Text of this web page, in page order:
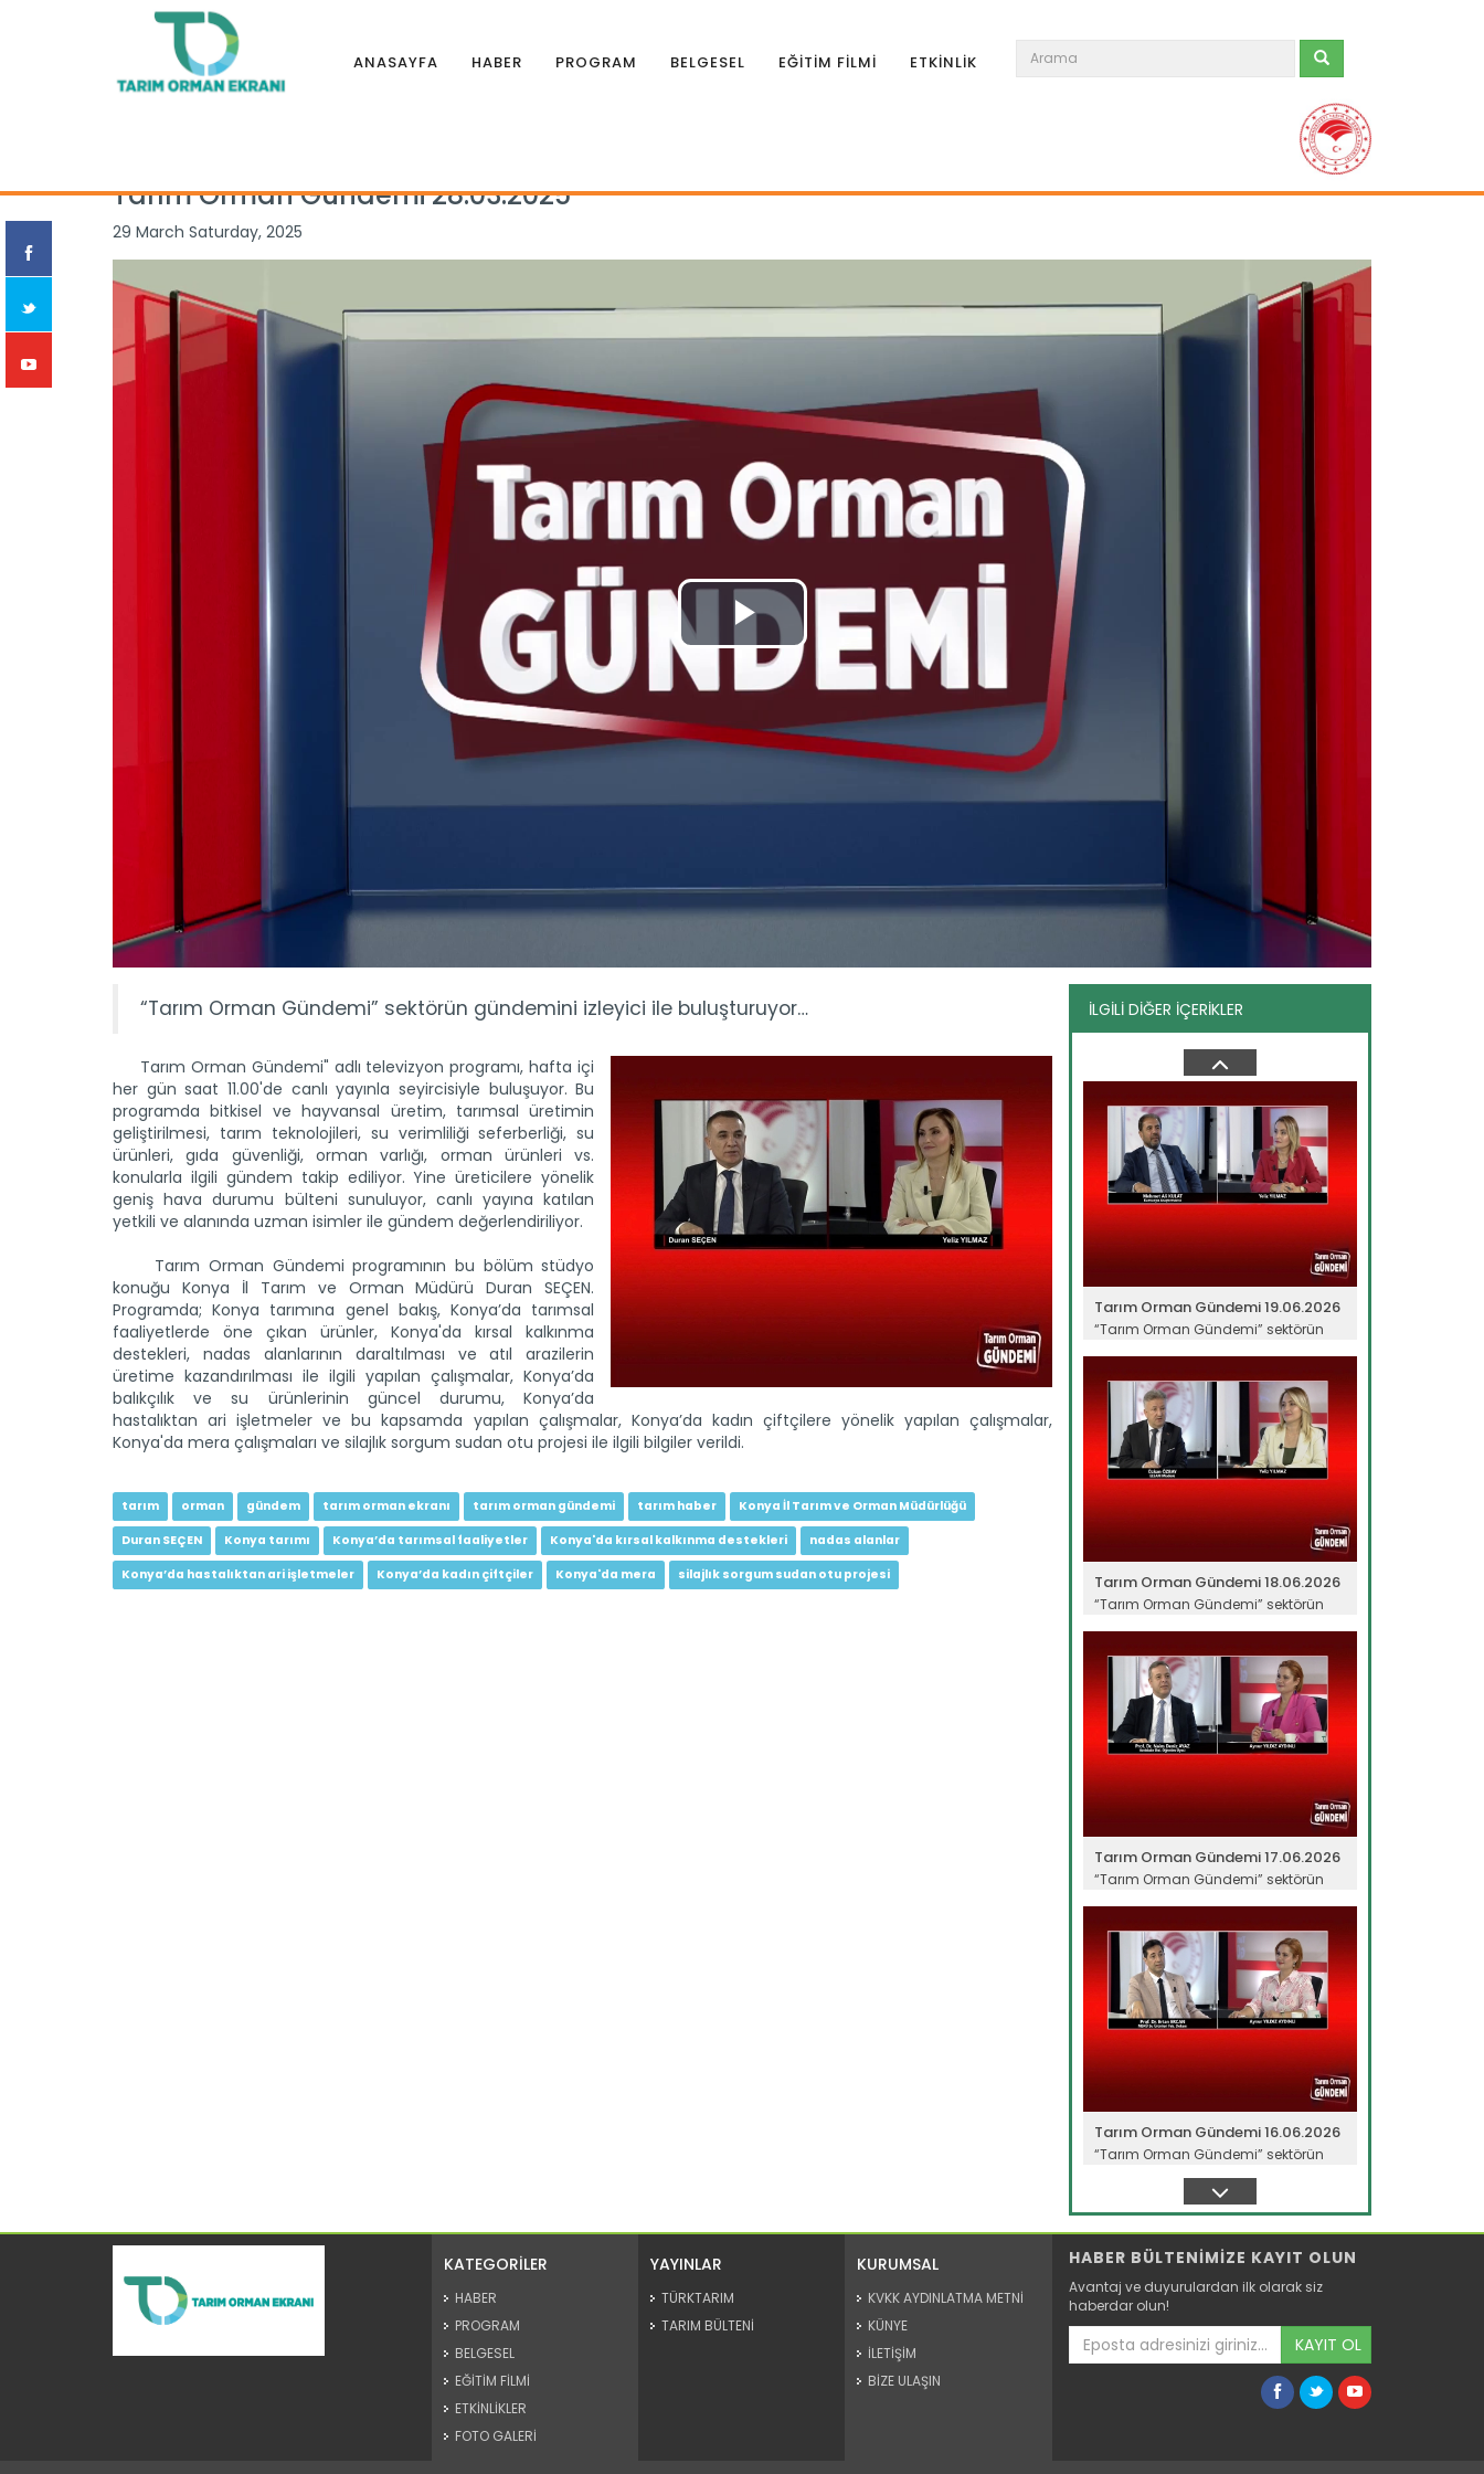
ANASAYFA HABER PROGRAM BELGESEL EĞİTİM FİLMİ ETKİNLİK
Tarım Orman Gündemi 28.03.2025
29 March Saturday, 2025
“Tarım Orman Gündemi” sektörün gündemini izleyici ile buluşturuyor…
Tarım Orman Gündemi" adlı televizyon programı, hafta içi
her gün saat 11.00'de canlı yayınla seyircisiyle buluşuyor. Bu
programda bitkisel ve hayvansal üretim, tarımsal üretimin
geliştirilmesi, tarım teknolojileri, su verimliliği seferberliği, su
ürünleri, gıda güvenliği, orman varlığı, orman ürünleri vs.
konularla ilgili gündem takip ediliyor. Yine üreticilere yönelik
geniş hava durumu bülteni sunuluyor, canlı yayına katılan
yetkili ve alanında uzman isimler ile gündem değerlendiriliyor.
Tarım Orman Gündemi programının bu bölüm stüdyo
konuğu Konya İl Tarım ve Orman Müdürü Duran SEÇEN.
Programda; Konya tarımına genel bakış, Konya’da tarımsal
faaliyetlerde öne çıkan ürünler, Konya'da kırsal kalkınma
destekleri, nadas alanlarının daraltılması ve atıl arazilerin
üretime kazandırılması ile ilgili yapılan çalışmalar, Konya’da
balıkçılık ve su ürünlerinin güncel durumu, Konya’da
hastalıktan ari işletmeler ve bu kapsamda yapılan çalışmalar, Konya’da kadın çiftçilere yönelik yapılan çalışmalar,
Konya'da mera çalışmaları ve silajlık sorgum sudan otu projesi ile ilgili bilgiler verildi.
tarım orman gündem tarım orman ekranı tarım orman gündemi tarım haber Konya İl Tarım ve Orman Müdürlüğü
Duran SEÇEN Konya tarımı Konya’da tarımsal faaliyetler Konya'da kırsal kalkınma destekleri nadas alanlar
Konya’da hastalıktan ari işletmeler Konya’da kadın çiftçiler Konya'da mera silajlık sorgum sudan otu projesi
İLGİLİ DİĞER İÇERİKLER
Devamını Oku ->
Tarım Orman Gündemi 10.06.2026
“Tarım Orman Gündemi” sektörün
gündemini izleyici ile...
Tarım Orman Gündemi 19.06.2026
“Tarım Orman Gündemi” sektörün
Tarım Orman Gündemi 18.06.2026
“Tarım Orman Gündemi” sektörün
Tarım Orman Gündemi 17.06.2026
“Tarım Orman Gündemi” sektörün
Tarım Orman Gündemi 16.06.2026
“Tarım Orman Gündemi” sektörün
Tarım Orman Gündemi 15.06.2026
KATEGORİLER
HABER
PROGRAM
BELGESEL
EĞİTİM FİLMİ
ETKİNLİKLER
FOTO GALERİ
YAYINLAR
TÜRKTARIM
TARIM BÜLTENİ
KURUMSAL
KVKK AYDINLATMA METNİ
KÜNYE
İLETİŞİM
BİZE ULAŞIN
HABER BÜLTENİMİZE KAYIT OLUN
Avantaj ve duyurulardan ilk olarak siz
haberdar olun!
KAYIT OL